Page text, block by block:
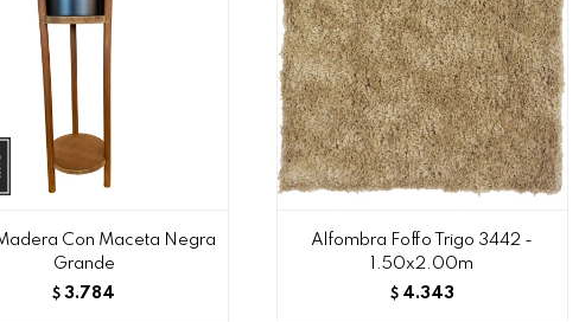
Con Maceta Negra
Grande
$ 3.784
Alfombra Foffo Trigo 3442 -
1.50x2.00m
$ 4.343